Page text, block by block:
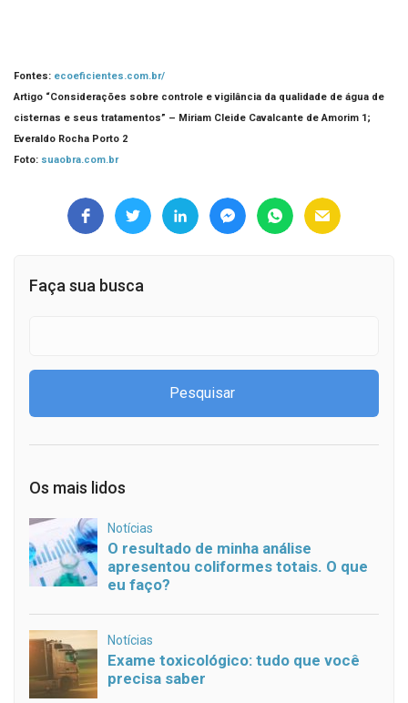
Fontes: ecoeficientes.com.br/
Artigo “Considerações sobre controle e vigilância da qualidade de água de
cisternas e seus tratamentos” – Miriam Cleide Cavalcante de Amorim 1;
Everaldo Rocha Porto 2
Foto: suaobra.com.br
Faça sua busca
Os mais lidos